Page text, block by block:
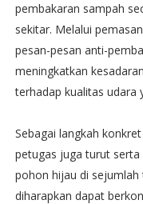
pembakaran sampah
sekitar. Melalui
pesan-pesan anti-
meningkatkan
terhadap kualitas udara
Sebagai langkah
petugas juga turut
pohon hijau di
diharapkan dapat